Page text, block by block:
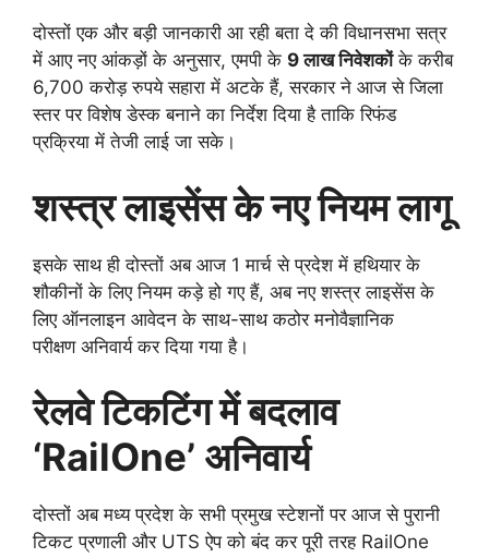
दोस्तों एक और बड़ी जानकारी आ रही बता दे की विधानसभा सत्र
में आए नए आंकड़ों के अनुसार, एमपी के 9 लाख निवेशकोंके करीब
6,700 करोड़ रुपये सहारा में अटके हैं, सरकार ने आज से जिला
स्तर पर विशेष डेस्क बनाने का निर्देश दिया है ताकि रिफंड
प्रक्रिया में तेजी लाई जा सके।
शस्त्र लाइसेंस के नए नियम लागू
इसके साथ ही दोस्तों अब आज 1 मार्च से प्रदेश में हथियार के
शौकीनों के लिए नियम कड़े हो गए हैं, अब नए शस्त्र लाइसेंस के
लिए ऑनलाइन आवेदन के साथ-साथ कठोर मनोवैज्ञानिक
परीक्षण अनिवार्य कर दिया गया है।
रेलवे टिकटिंग में बदलाव
‘RailOne’ अनिवार्य
दोस्तों अब मध्य प्रदेश के सभी प्रमुख स्टेशनों पर आज से पुरानी
टिकट प्रणाली और UTS ऐप को बंद कर पूरी तरह RailOne